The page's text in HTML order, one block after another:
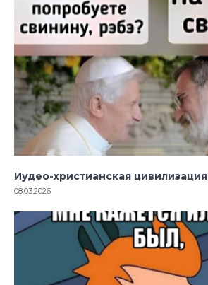
Иудео-христианская цивилизация
08.03.2026